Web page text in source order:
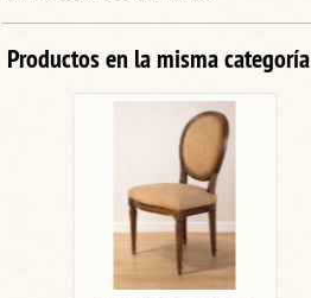
Productos en la misma categoría